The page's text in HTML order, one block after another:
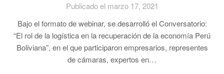
Publicado el marzo 17, 2021
Bajo el formato de webinar, se desarrolló el Conversatorio:
“El rol de la logística en la recuperación de la economía Perú
Boliviana”, en el que participaron empresarios, representes
de cámaras, expertos en…